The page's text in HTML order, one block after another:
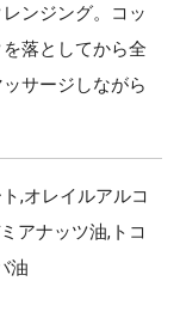
ンジング。コッ
落としてから全
サージしながら
,オレイルアルコ
アナッツ油,トコ
油